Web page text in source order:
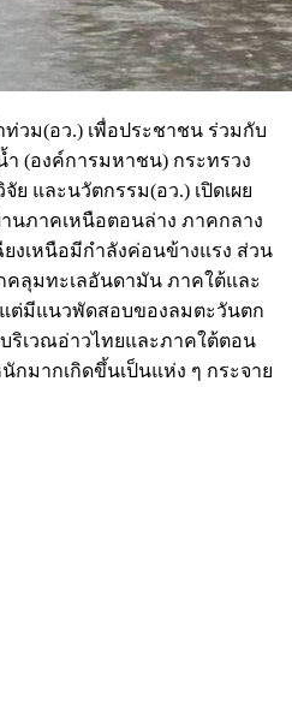
วม(อว.) เพื่อประชาชน ร่วมกับ
(องค์การมหาชน) กระทรวง
ย และนวัตกรรม(อว.) เปิดเผย
นภาคเหนือตอนล่าง ภาคกลาง
งเหนือมีกำลังค่อนข้างแรง ส่วน
ลุมทะเลอันดามัน ภาคใต้และ
ต่มีแนวพัดสอบของลมตะวันตก
ริเวณอ่าวไทยและภาคใต้ตอน
กมากเกิดขึ้นเป็นแห่ง ๆ กระจาย